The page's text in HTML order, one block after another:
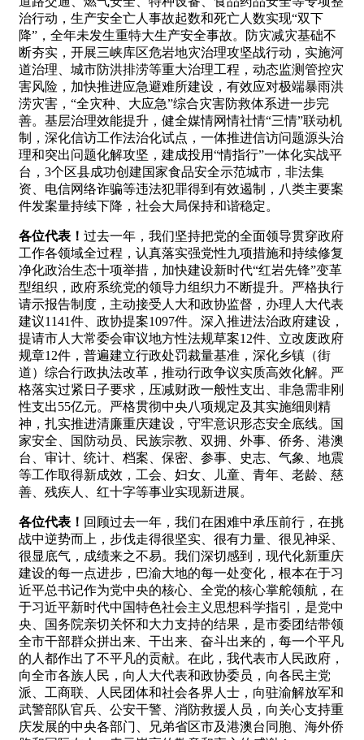
治行动，生产安全亡人事故起数和死亡人数实现“双下
降”，全年未发生重特大生产安全事故。防灾减灾基础不
断夯实，开展三峡库区危岩地灾治理攻坚战行动，实施河
道治理、城市防洪排涝等重大治理工程，动态监测管控灾
害风险，加快推进应急避难所建设，有效应对极端暴雨洪
涝灾害，“全灾种、大应急”综合灾害防救体系进一步完
善。基层治理效能提升，健全媒情网情社情“三情”联动机
制，深化信访工作法治化试点，一体推进信访问题源头治
理和突出问题化解攻坚，建成投用“情指行”一体化实战平
台，3个区县成功创建国家食品安全示范城市，非法集
资、电信网络诈骗等违法犯罪得到有效遏制，八类主要案
件发案量持续下降，社会大局保持和谐稳定。
各位代表！ 过去一年，我们坚持把党的全面领导贯穿政府
工作各领域全过程，认真落实强党性九项措施和持续修复
净化政治生态十项举措，加快建设新时代“红岩先锋”变革
型组织，政府系统党的领导力组织力不断提升。严格执行
请示报告制度，主动接受人大和政协监督，办理人大代表
建议1141件、政协提案1097件。深入推进法治政府建设，
提请市人大常委会审议地方性法规草案12件、立改废政府
规章12件，普遍建立行政处罚裁量基准，深化乡镇（街
道）综合行政执法改革，推动行政争议实质高效化解。严
格落实过紧日子要求，压减财政一般性支出、非急需非刚
性支出55亿元。严格贯彻中央八项规定及其实施细则精
神，扎实推进清廉重庆建设，守牢意识形态安全底线。国
家安全、国防动员、民族宗教、双拥、外事、侨务、港澳
台、审计、统计、档案、保密、参事、史志、气象、地震
等工作取得新成效，工会、妇女、儿童、青年、老龄、慈
善、残疾人、红十字等事业实现新进展。
各位代表！ 回顾过去一年，我们在困难中承压前行，在挑
战中逆势而上，步伐走得很坚实、很有力量、很见神采、
很显底气，成绩来之不易。我们深切感到，现代化新重庆
建设的每一点进步，巴渝大地的每一处变化，根本在于习
近平总书记作为党中央的核心、全党的核心掌舵领航，在
于习近平新时代中国特色社会主义思想科学指引，是党中
央、国务院亲切关怀和大力支持的结果，是市委团结带领
全市干部群众拼出来、干出来、奋斗出来的，每一个平凡
的人都作出了不平凡的贡献。在此，我代表市人民政府，
向全市各族人民，向人大代表和政协委员，向各民主党
派、工商联、人民团体和社会各界人士，向驻渝解放军和
武警部队官兵、公安干警、消防救援人员，向关心支持重
庆发展的中央各部门、兄弟省区市及港澳台同胞、海外侨